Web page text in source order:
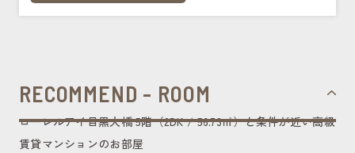
RECOMMEND - ROOM
ローレルアイ目黒大橋 5階（2DK / 56.73㎡）と条件が近い高級
賃貸マンションのお部屋